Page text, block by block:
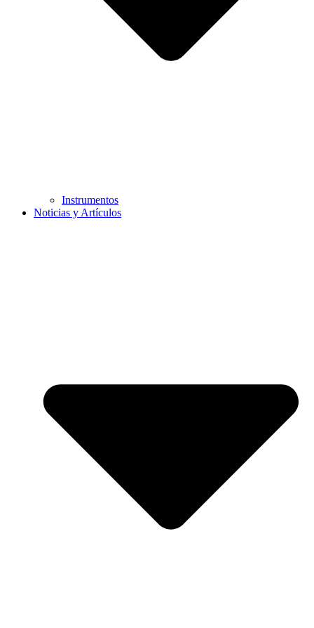
Instrumentos
Noticias y Artículos